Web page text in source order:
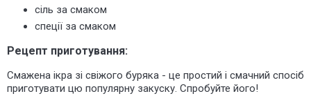
сіль за смаком
спеції за смаком
Рецепт приготування:
Смажена ікра зі свіжого буряка - це простий і смачний спосіб
приготувати цю популярну закуску. Спробуйте його!